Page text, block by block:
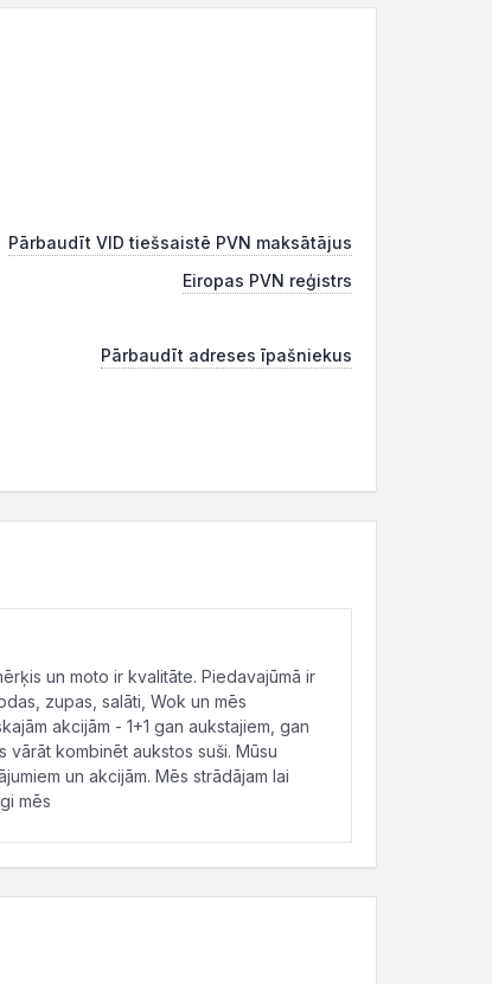
Pārbaudīt VID tiešsaistē PVN maksātājus
Eiropas PVN reģistrs
Pārbaudīt adreses īpašniekus
un moto ir kvalitāte. Piedavajūmā ir
zupas, salāti, Wok un mēs
akcijām - 1+1 gan aukstajiem, gan
vārāt kombinēt aukstos suši. Mūsu
un akcijām. Mēs strādājam lai
mēs